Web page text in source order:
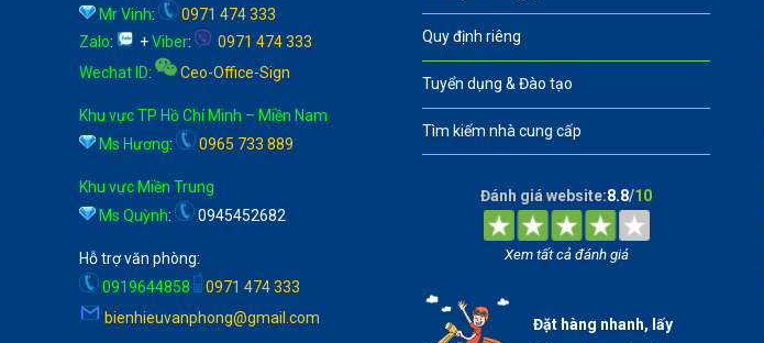
Mr Vinh:
0971 474 333
Zalo: +Viber:
0971 474 333
Wechat ID: Ceo-Office-Sign
Khu vực TP Hồ Chí Minh – Miền Nam
Ms Hương: 0965 733 889
Khu vực Miền Trung
Ms Quỳnh: 0945452682
Hỗ trợ văn phòng:
0919644858
0971 474 333
bienhieuvanphong@gmail.com
Quy định riêng
Tuyển dụng & Đào tạo
Tìm kiếm nhà cung cấp
Đánh giá website:8.8/10
Xem tất cả đánh giá
Đặt hàng nhanh, lấy